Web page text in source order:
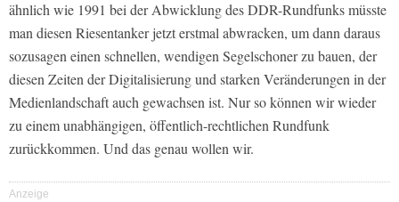
ähnlich wie 1991 bei der Abwicklung des DDR-Rundfunks müsste
man diesen Riesentanker jetzt erstmal abwracken, um dann daraus
sozusagen einen schnellen, wendigen Segelschoner zu bauen, der
diesen Zeiten der Digitalisierung und starken Veränderungen in der
Medienlandschaft auch gewachsen ist. Nur so können wir wieder
zu einem unabhängigen, öffentlich-rechtlichen Rundfunk
zurückkommen. Und das genau wollen wir.
Anzeige